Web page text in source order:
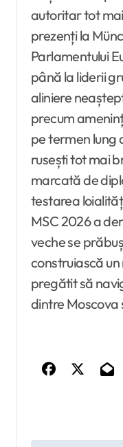
autoritar tot
prezenți la
Parlamentului
până la liderii
aliniere
precum
pe termen lung
rusești tot mai
marcată de
testarea
MSC 2026 a
veche se
construiască
pregătit să
dintre Moscova